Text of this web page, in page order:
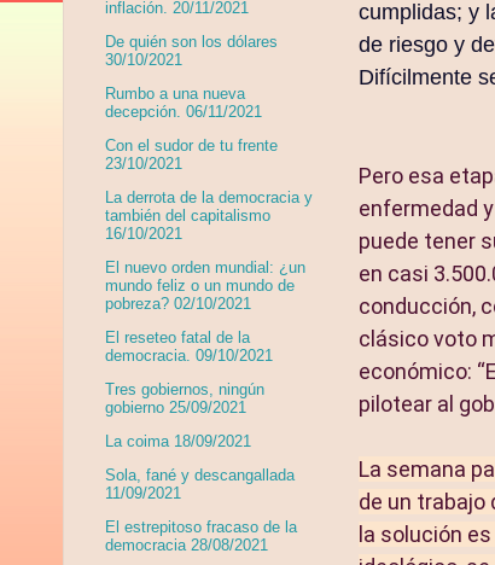
cumplidas; y
de riesgo y
Difícilmente
Pero esa
enfermedad
puede tener
en casi
conducción,
clásico voto
económico:
pilotear al
La semana
de un trabajo
la solución
inflación. 20/11/2021
De quién son los dólares
30/10/2021
Rumbo a una nueva
decepción. 06/11/2021
Con el sudor de tu frente
23/10/2021
La derrota de la democracia y
también del capitalismo
16/10/2021
El nuevo orden mundial: ¿un
mundo feliz o un mundo de
pobreza? 02/10/2021
El reseteo fatal de la
democracia. 09/10/2021
Tres gobiernos, ningún
gobierno 25/09/2021
La coima 18/09/2021
Sola, fané y descangallada
11/09/2021
El estrepitoso fracaso de la
democracia 28/08/2021